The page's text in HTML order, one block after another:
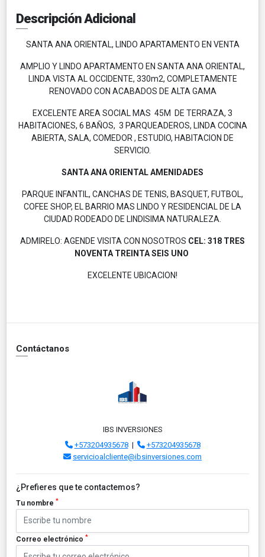
Descripción Adicional
SANTA ANA ORIENTAL, LINDO APARTAMENTO EN VENTA
AMPLIO Y LINDO APARTAMENTO EN SANTA ANA ORIENTAL,
LINDA VISTA AL OCCIDENTE, 330m2, COMPLETAMENTE
RENOVADO CON ACABADOS DE ALTA GAMA
EXCELENTE AREA SOCIAL MAS 45M DE TERRAZA, 3
HABITACIONES, 6 BAÑOS, 3 PARQUEADEROS, LINDA COCINA
ABIERTA, SALA, COMEDOR , ESTUDIO, HABITACION DE
SERVICIO.
SANTA ANA ORIENTAL AMENIDADES
PARQUE INFANTIL, CANCHAS DE TENIS, BASQUET, FUTBOL,
COFEE SHOP, EL BARRIO MAS LINDO Y RESIDENCIAL DE LA
CIUDAD RODEADO DE LINDISIMA NATURALEZA.
ADMIRELO: AGENDE VISITA CON NOSOTROS CEL: 318 TRES
NOVENTA TREINTA SEIS UNO
EXCELENTE UBICACION!
Contáctanos
IBS INVERSIONES
+573204935678|
+573204935678
servicioalcliente@ibsinversiones.com
¿Prefieres que te contactemos?
Tu nombre *
Correo electrónico *